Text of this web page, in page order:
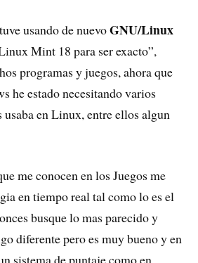
usando de nuevoGNU/Linux
Mint 18 para ser exacto”,
programas y juegos, ahora que
he estado necesitando varios
usaba en Linux, entre ellos algun
me conocen en los Juegos me
en tiempo real tal como lo es el
busque lo mas parecido y
diferente pero es muy bueno y en
sistema de puntaje como en